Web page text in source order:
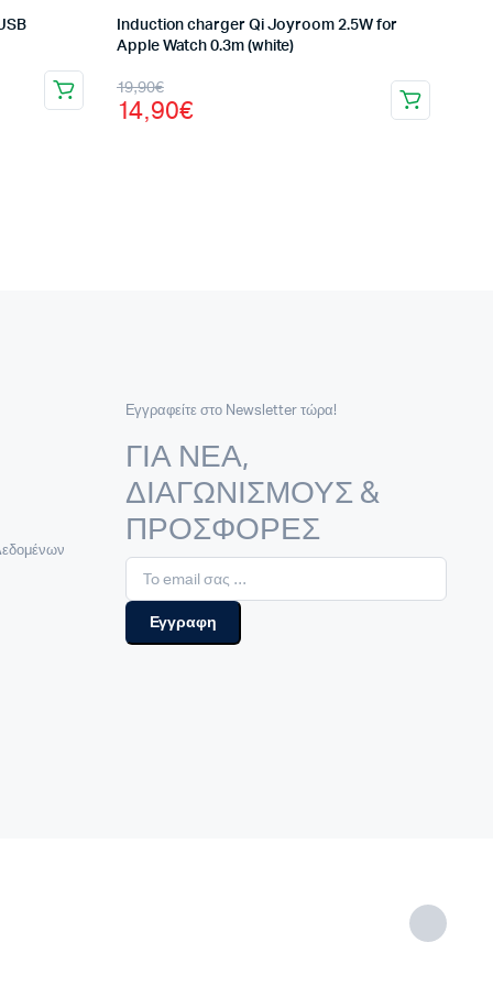
Induction charger Qi Joyroom 2.5W for
Apple Watch 0.3m (white)
19,90€
Original
price
14,90€
Η
τρέχουσα
Εγγραφείτε στο Newsletter τώρα!
ΓΙΑ ΝΕΑ,
ΔΙΑΓΩΝΙΣΜΟΥΣ &
ΠΡΟΣΦΟΡΕΣ